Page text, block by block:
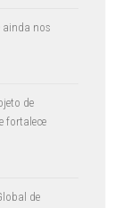
ainda nos
de
fortalece
de